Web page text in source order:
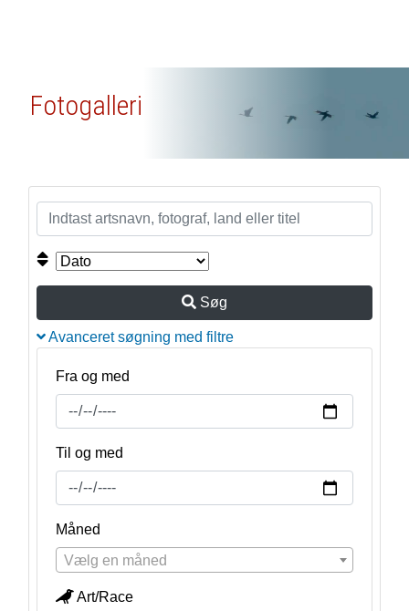
Fotogalleri
Søg
Avanceret søgning med filtre
Fra og med
Til og med
Måned
Vælg en måned
Art/Race